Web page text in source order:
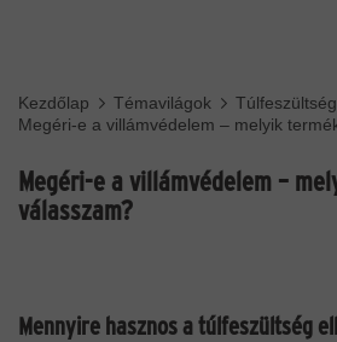
Kezdőlap Témavilágok
Megéri-e a villámvédelem – melyik
Megéri-e a villámvédelem –
válasszam?
Mennyire hasznos a túlfeszültség